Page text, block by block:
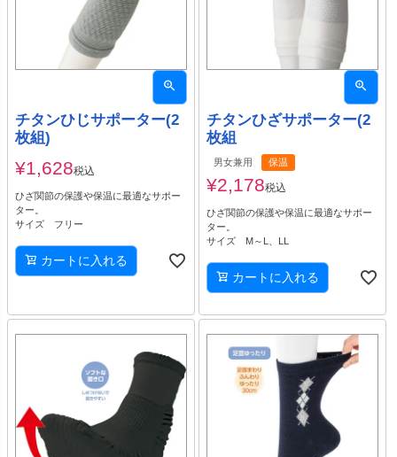
チタンひじサポーター(2
枚組)
¥1,628税込
ひざ関節の保護や保温に最適なサポー
ター。
サイズ フリー
カートに入れる
チタンひざサポーター(2
枚組
男女兼用 保温
¥2,178税込
ひざ関節の保護や保温に最適なサポー
ター。
サイズ M～L、LL
カートに入れる